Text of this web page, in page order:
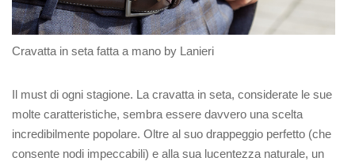
Cravatta in seta fatta a mano by Lanieri
Il must di ogni stagione. La cravatta in seta, considerate le sue
molte caratteristiche, sembra essere davvero una scelta
incredibilmente popolare. Oltre al suo drappeggio perfetto (che
consente nodi impeccabili) e alla sua lucentezza naturale, un